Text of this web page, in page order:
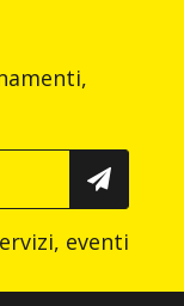
eventi